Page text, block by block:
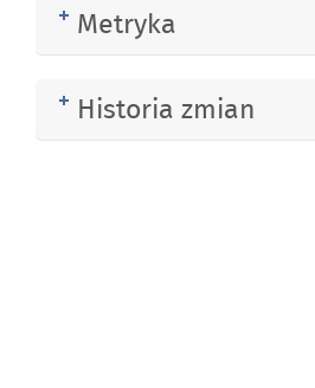
Rozwiń
Metryka
Rozwiń
Historia zmian